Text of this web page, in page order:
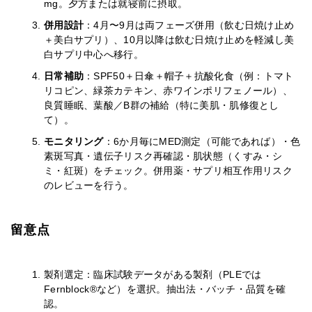
mg。夕方または就寝前に摂取。
併用設計：4月〜9月は両フェーズ併用（飲む日焼け止め
＋美白サプリ）、10月以降は飲む日焼け止めを軽減し美
白サプリ中心へ移行。
日常補助 ：SPF50＋日傘＋帽子＋抗酸化食（例：トマト
リコピン、緑茶カテキン、赤ワインポリフェノール）、
良質睡眠、葉酸／B群の補給（特に美肌・肌修復とし
て）。
モニタリング：6か月毎にMED測定（可能であれば）・色
素斑写真・遺伝子リスク再確認・肌状態（くすみ・シ
ミ・紅斑）をチェック。併用薬・サプリ相互作用リスク
のレビューを行う。
留意点
製剤選定：臨床試験データがある製剤（PLEでは
Fernblock®など）を選択。抽出法・バッチ・品質を確
認。